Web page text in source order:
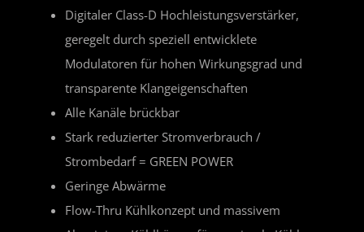
Digitaler Class-D Hochleistungsverstärker,
geregelt durch speziell entwicklete
Modulatoren für hohen Wirkungsgrad und
transparente Klangeigenschaften
Alle Kanäle brückbar
Stark reduzierter Stromverbrauch /
Strombedarf = GREEN POWER
Geringe Abwärme
Flow-Thru Kühlkonzept und massivem